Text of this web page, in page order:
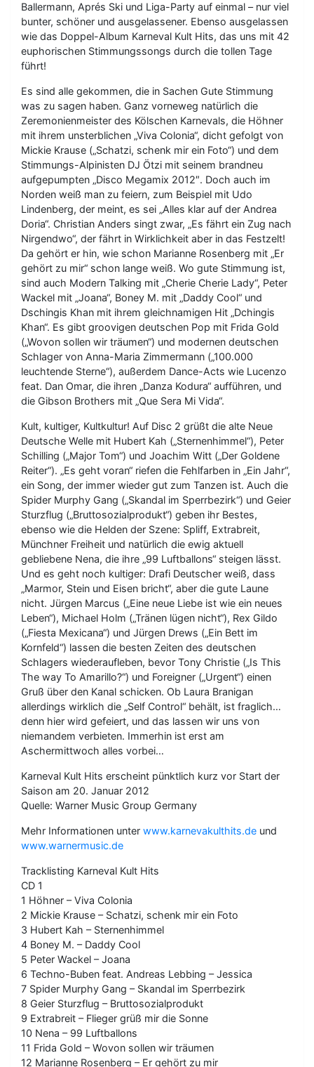
Ballermann, Aprés Ski und Liga-Party auf einmal – nur viel
bunter, schöner und ausgelassener. Ebenso ausgelassen
wie das Doppel-Album Karneval Kult Hits, das uns mit 42
euphorischen Stimmungssongs durch die tollen Tage
führt!
Es sind alle gekommen, die in Sachen Gute Stimmung
was zu sagen haben. Ganz vorneweg natürlich die
Zeremonienmeister des Kölschen Karnevals, die Höhner
mit ihrem unsterblichen „Viva Colonia“, dicht gefolgt von
Mickie Krause („Schatzi, schenk mir ein Foto“) und dem
Stimmungs-Alpinisten DJ Ötzi mit seinem brandneu
aufgepumpten „Disco Megamix 2012″. Doch auch im
Norden weiß man zu feiern, zum Beispiel mit Udo
Lindenberg, der meint, es sei „Alles klar auf der Andrea
Doria“. Christian Anders singt zwar, „Es fährt ein Zug nach
Nirgendwo“, der fährt in Wirklichkeit aber in das Festzelt!
Da gehört er hin, wie schon Marianne Rosenberg mit „Er
gehört zu mir“ schon lange weiß. Wo gute Stimmung ist,
sind auch Modern Talking mit „Cherie Cherie Lady“, Peter
Wackel mit „Joana“, Boney M. mit „Daddy Cool“ und
Dschingis Khan mit ihrem gleichnamigen Hit „Dchingis
Khan“. Es gibt groovigen deutschen Pop mit Frida Gold
(„Wovon sollen wir träumen“) und modernen deutschen
Schlager von Anna-Maria Zimmermann („100.000
leuchtende Sterne“), außerdem Dance-Acts wie Lucenzo
feat. Dan Omar, die ihren „Danza Kodura“ aufführen, und
die Gibson Brothers mit „Que Sera Mi Vida“.
Kult, kultiger, Kultkultur! Auf Disc 2 grüßt die alte Neue
Deutsche Welle mit Hubert Kah („Sternenhimmel“), Peter
Schilling („Major Tom“) und Joachim Witt („Der Goldene
Reiter“). „Es geht voran“ riefen die Fehlfarben in „Ein Jahr“,
ein Song, der immer wieder gut zum Tanzen ist. Auch die
Spider Murphy Gang („Skandal im Sperrbezirk“) und Geier
Sturzflug („Bruttosozialprodukt“) geben ihr Bestes,
ebenso wie die Helden der Szene: Spliff, Extrabreit,
Münchner Freiheit und natürlich die ewig aktuell
gebliebene Nena, die ihre „99 Luftballons“ steigen lässt.
Und es geht noch kultiger: Drafi Deutscher weiß, dass
„Marmor, Stein und Eisen bricht“, aber die gute Laune
nicht. Jürgen Marcus („Eine neue Liebe ist wie ein neues
Leben“), Michael Holm („Tränen lügen nicht“), Rex Gildo
(„Fiesta Mexicana“) und Jürgen Drews („Ein Bett im
Kornfeld“) lassen die besten Zeiten des deutschen
Schlagers wiederaufleben, bevor Tony Christie („Is This
The way To Amarillo?“) und Foreigner („Urgent“) einen
Gruß über den Kanal schicken. Ob Laura Branigan
allerdings wirklich die „Self Control“ behält, ist fraglich…
denn hier wird gefeiert, und das lassen wir uns von
niemandem verbieten. Immerhin ist erst am
Aschermittwoch alles vorbei…
Karneval Kult Hits erscheint pünktlich kurz vor Start der
Saison am 20. Januar 2012
Quelle: Warner Music Group Germany
Mehr Informationen unter www.karnevakulthits.de und
www.warnermusic.de
Tracklisting Karneval Kult Hits
CD 1
1 Höhner – Viva Colonia
2 Mickie Krause – Schatzi, schenk mir ein Foto
3 Hubert Kah – Sternenhimmel
4 Boney M. – Daddy Cool
5 Peter Wackel – Joana
6 Techno-Buben feat. Andreas Lebbing – Jessica
7 Spider Murphy Gang – Skandal im Sperrbezirk
8 Geier Sturzflug – Bruttosozialprodukt
9 Extrabreit – Flieger grüß mir die Sonne
10 Nena – 99 Luftballons
11 Frida Gold – Wovon sollen wir träumen
12 Marianne Rosenberg – Er gehört zu mir